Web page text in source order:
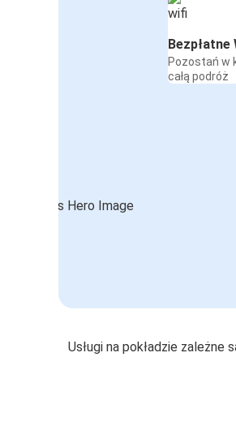
Bezpłatne
Pozostań w
całą podróż
Usługi na pokładzie zależne